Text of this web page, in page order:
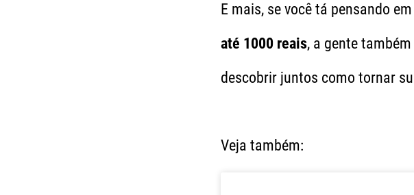
E mais, se você tá pensando
até 1000 reais, a gente
descobrir juntos como tornar
Veja também: